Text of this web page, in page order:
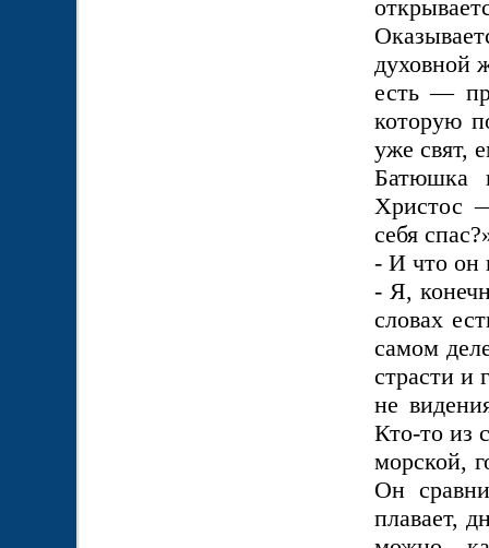
духовной
есть —
которую
уже свят,
Батюшка
Христос
себя
- И что он
- Я,
словах
самом
страсти и
не
Кто-то из
морской,
Он
плавает,